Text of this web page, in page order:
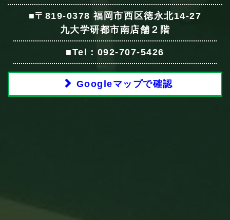
■〒819-0378 福岡市西区徳永北14-27
九大学研都市南店舗２階
■Tel：092-707-5426
Googleマップで確認